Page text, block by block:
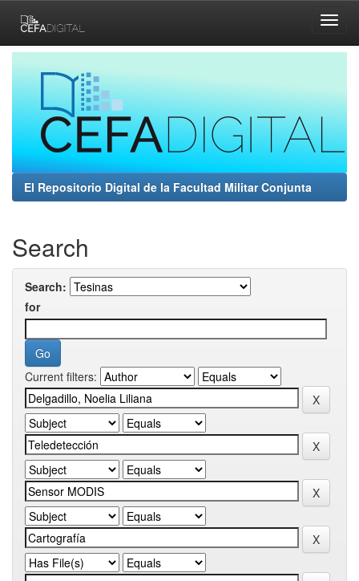
navigation
El Repositorio Digital de la Facultad Militar Conjunta
Search
Search:
for
Current filters: